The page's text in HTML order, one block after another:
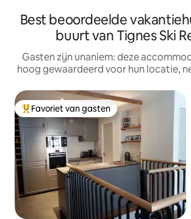
Best beoordeelde
buurt van Tignes Ski
Gasten zijn unaniem: deze
hoog gewaardeerd voor hun locatie,
Topfavoriet van gasten
Favoriet van gasten